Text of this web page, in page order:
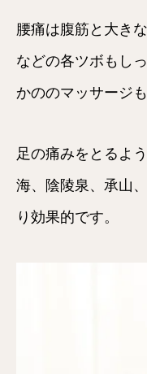
腰痛は腹筋と大き
などの各ツボもし
かののマッサージ
足の痛みをとるよ
海、陰陵泉、承山
り効果的です。